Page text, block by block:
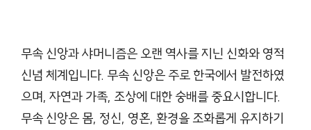
무속 신앙과 샤머니즘은 오랜 역사를 지닌 신화와 영적
신념 체계입니다. 무속 신앙은 주로 한국에서 발전하였
으며, 자연과 가족, 조상에 대한 숭배를 중요시합니다.
무속 신앙은 몸, 정신, 영혼, 환경을 조화롭게 유지하기